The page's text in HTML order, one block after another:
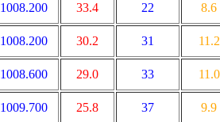
1008.200 33.4 22
8.6
1008.200 30.2 31
11.2
1008.600 29.0 33
11.0
1009.700 25.8 37
9.9